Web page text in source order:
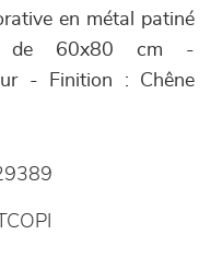
en métal patiné
de 60x80 cm -
- Finition : Chêne